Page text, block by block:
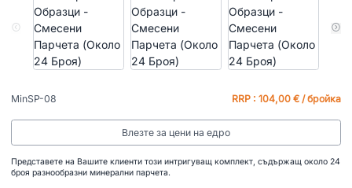
MinSP-08 RRP : 104,00 € / бройка
Влезте за цени на едро
Представете на Вашите клиенти този интригуващ комплект, съдържащ около 24
броя разнообразни минерални парчета.